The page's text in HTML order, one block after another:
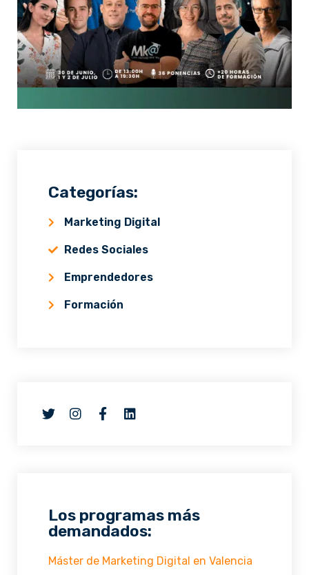
Categorías:
Marketing Digital
Redes Sociales
Emprendedores
Formación
Los programas más
demandados:
Máster de Marketing Digital en Valencia